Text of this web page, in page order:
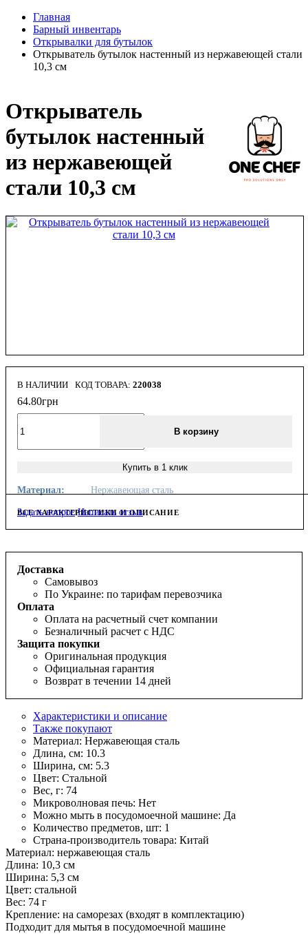
Главная
Барный инвентарь
Открывалки для бутылок
Открыватель бутылок настенный из нержавеющей стали
10,3 см
Открыватель
бутылок настенный
из нержавеющей
стали 10,3 см
В НАЛИЧИИ 220038
64.80грн
В корзину
Купить в 1 клик
Материал: Нержавеющая сталь
ВСЕ ХАРАКТЕРИСТИКИ И ОПИСАНИЕ
Задать вопрос Написать отзыв
Характеристики и описание
Также покупают
Материал: Нержавеющая сталь
Длина, см: 10.3
Ширина, см: 5.3
Цвет: Стальной
Вес, г: 74
Микроволновая печь: Нет
Можно мыть в посудомоечной машине: Да
Количество предметов, шт: 1
Страна-производитель товара: Китай
Материал: нержавеющая сталь
Длина: 10,3 см
Ширина: 5,3 см
Цвет: стальной
Вес: 74 г
Крепление: на саморезах (входят в комплектацию)
Подходит для мытья в посудомоечной машине
Доставка
Самовывоз
По Украине: по тарифам перевозчика
Оплата
Оплата на расчетный счет компании
Безналичный расчет с НДС
Защита покупки
Оригинальная продукция
Официальная гарантия
Возврат в течении 14 дней